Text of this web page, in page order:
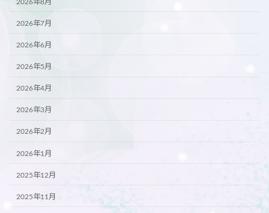
2026年8月
2026年7月
2026年6月
2026年5月
2026年4月
2026年3月
2026年2月
2026年1月
2025年12月
2025年11月